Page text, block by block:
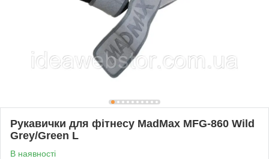
Рукавички для фітнесу MadMax MFG-860 Wild
Grey/Green L
В наявності